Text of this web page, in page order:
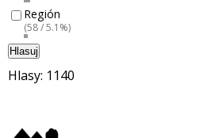
Región
(58 / 5.1%)
Hlasuj
Hlasy: 1140